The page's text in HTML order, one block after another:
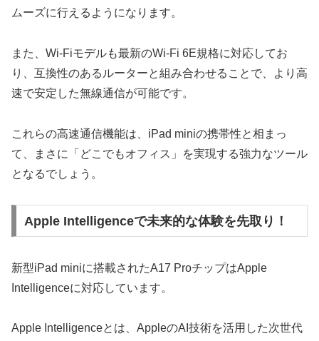
ムーズに行えるようになります。
また、Wi-Fiモデルも最新のWi-Fi 6E規格に対応してお
り、互換性のあるルーターと組み合わせることで、より高
速で安定した無線通信が可能です。
これらの高速通信機能は、iPad miniの携帯性と相まっ
て、まさに「どこでもオフィス」を実現する強力なツール
となるでしょう。
Apple Intelligenceで未来的な体験を先取り！
新型iPad miniに搭載されたA17 ProチップはApple
Intelligenceに対応しています。
Apple Intelligenceとは、AppleのAI技術を活用した次世代